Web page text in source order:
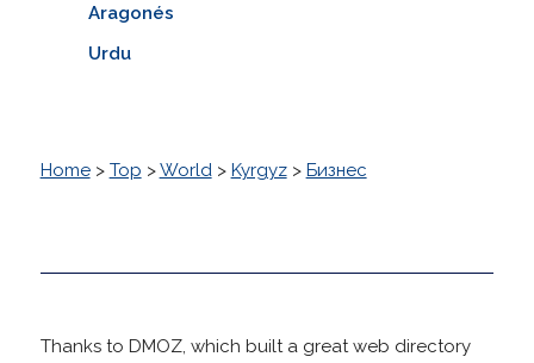
Aragonés
Urdu
Home> Top >World> Kyrgyz> Бизнес
Thanks to DMOZ, which built a great web directory